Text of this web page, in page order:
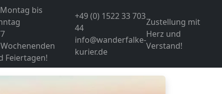
bis
Feiertagen!
+49 (0) 1522 33 703
44
info@wanderfalke-
kurier.de
Zustellung mit
Herz und
Verstand!